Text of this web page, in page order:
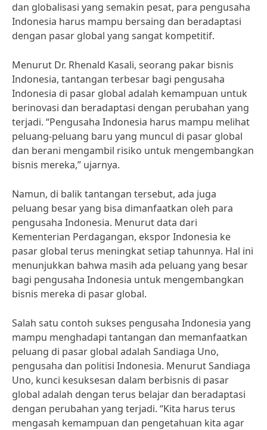
dan globalisasi yang semakin pesat, para pengusaha
Indonesia harus mampu bersaing dan beradaptasi
dengan pasar global yang sangat kompetitif.
Menurut Dr. Rhenald Kasali, seorang pakar bisnis
Indonesia, tantangan terbesar bagi pengusaha
Indonesia di pasar global adalah kemampuan untuk
berinovasi dan beradaptasi dengan perubahan yang
terjadi. “Pengusaha Indonesia harus mampu melihat
peluang-peluang baru yang muncul di pasar global
dan berani mengambil risiko untuk mengembangkan
bisnis mereka,” ujarnya.
Namun, di balik tantangan tersebut, ada juga
peluang besar yang bisa dimanfaatkan oleh para
pengusaha Indonesia. Menurut data dari
Kementerian Perdagangan, ekspor Indonesia ke
pasar global terus meningkat setiap tahunnya. Hal ini
menunjukkan bahwa masih ada peluang yang besar
bagi pengusaha Indonesia untuk mengembangkan
bisnis mereka di pasar global.
Salah satu contoh sukses pengusaha Indonesia yang
mampu menghadapi tantangan dan memanfaatkan
peluang di pasar global adalah Sandiaga Uno,
pengusaha dan politisi Indonesia. Menurut Sandiaga
Uno, kunci kesuksesan dalam berbisnis di pasar
global adalah dengan terus belajar dan beradaptasi
dengan perubahan yang terjadi. “Kita harus terus
mengasah kemampuan dan pengetahuan kita agar